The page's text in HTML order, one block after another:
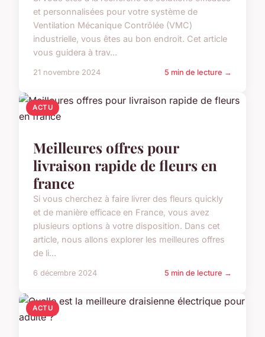
et personnalisées pour votre système de
Ventilation Mécanique Contrôlée (VMC)
industrielle, vous êtes au bon endroit. Cet article
vous guidera à trav...
21 novembre 2024 5 min de lecture →
ACTU
Meilleures offres pour
livraison rapide de fleurs en
france
Si vous cherchez à faire livrer des fleurs quickly
et de manière efficace en France, vous avez
plusieurs options à votre disposition. Dans cet
article, nous allons explorer les meilleures offres
de li...
6 décembre 2024 5 min de lecture →
ACTU